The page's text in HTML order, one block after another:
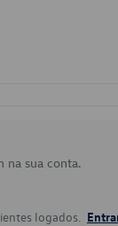
na sua conta.
logados.